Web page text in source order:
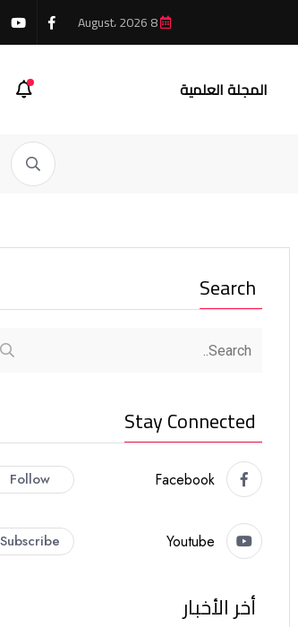
المجلة العلمية
Search
Stay Connected
Facebook
Follow
Youtube
Subscribe
أخر الأخبار